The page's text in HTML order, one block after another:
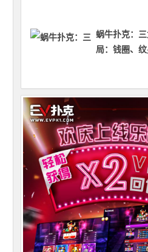
蜗牛扑克：
局：钱圈、